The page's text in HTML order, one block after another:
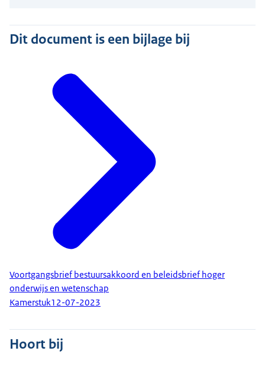
Dit document is een bijlage bij
Voortgangsbrief bestuursakkoord en beleidsbrief hoger
onderwijs en wetenschap
Kamerstuk12-07-2023
Hoort bij